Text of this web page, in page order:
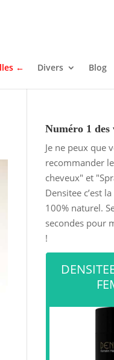
← Divers Blog
Numéro 1 des
Je ne peux que
recommander
cheveux" et
Densiteec’est
100% naturel.
secondes pour
!